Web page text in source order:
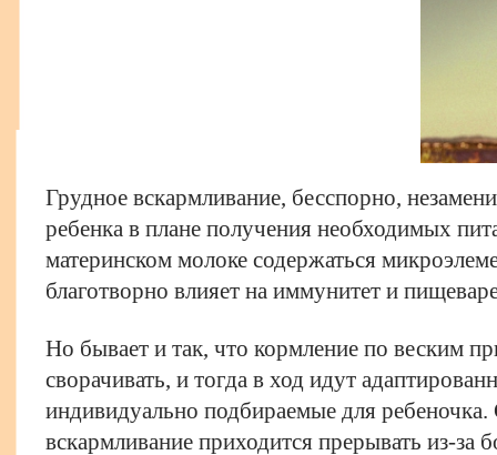
Грудное вскармливание, бесспорно,
ребенка в плане получения необходимых
материнском молоке содержаться
благотворно влияет на иммунитет и
Но бывает и так, что кормление по веским
сворачивать, и тогда в ход идут
индивидуально подбираемые для ребеночка.
вскармливание приходится прерывать из-за